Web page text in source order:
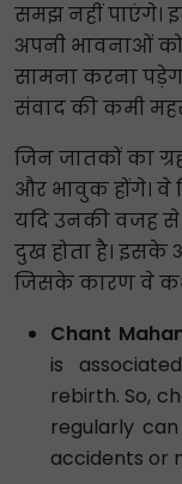
समझ नहीं
अपनी भावनाओं
सामना करना
संवाद की कमी
जिन जातकों का
और भावुक होंगे। वे
यदि उनकी वजह से
दुख होता है। इसके
जिसके कारण वे
Chant
is
rebirth. So,
regularly
accidents or